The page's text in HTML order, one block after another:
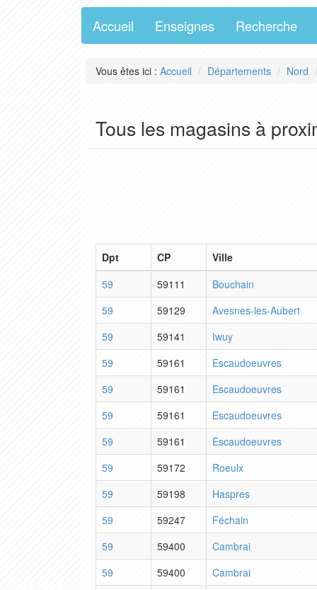
Accueil Enseignes Recherche
Vous êtes ici : Accueil Départements Nord
Tous les magasins à
Dpt CP
Ville
59
59111
Bouchain
59
59129
Avesnes-les-Aubert
59
59141
Iwuy
59
59161
Escaudoeuvres
59
59161
Escaudoeuvres
59
59161
Escaudoeuvres
59
59161
Escaudoeuvres
59
59172
Roeulx
59
59198
Haspres
59
59247
Féchain
59
59400
Cambrai
59
59400
Cambrai